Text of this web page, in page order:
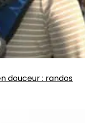
douceur : randos